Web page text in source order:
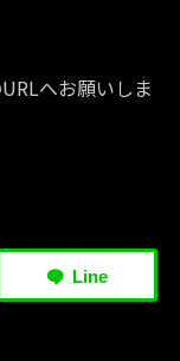
へお願いしま